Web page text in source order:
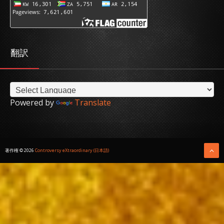
翻訳
Powered by Translate
著作権 ©2026 Controversy eXtraordinary (日本語)